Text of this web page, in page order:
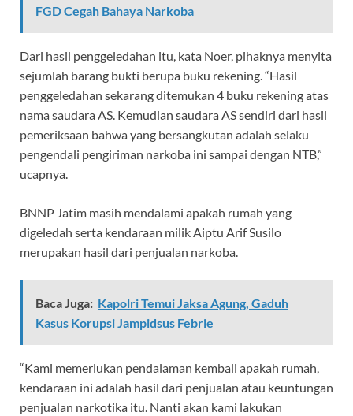
FGD Cegah Bahaya Narkoba
Dari hasil penggeledahan itu, kata Noer, pihaknya menyita
sejumlah barang bukti berupa buku rekening. “Hasil
penggeledahan sekarang ditemukan 4 buku rekening atas
nama saudara AS. Kemudian saudara AS sendiri dari hasil
pemeriksaan bahwa yang bersangkutan adalah selaku
pengendali pengiriman narkoba ini sampai dengan NTB,”
ucapnya.
BNNP Jatim masih mendalami apakah rumah yang
digeledah serta kendaraan milik Aiptu Arif Susilo
merupakan hasil dari penjualan narkoba.
Baca Juga: Kapolri Temui Jaksa Agung, Gaduh
Kasus Korupsi Jampidsus Febrie
“Kami memerlukan pendalaman kembali apakah rumah,
kendaraan ini adalah hasil dari penjualan atau keuntungan
penjualan narkotika itu. Nanti akan kami lakukan